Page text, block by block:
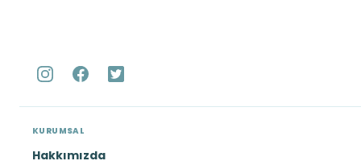
KURUMSAL
Hakkımızda